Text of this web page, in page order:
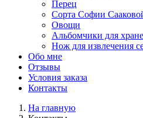
Перец
Сорта Софии
Овощи
Альбомчики для
Нож для извлечения
Обо мне
Отзывы
Условия заказа
Контакты
На главную